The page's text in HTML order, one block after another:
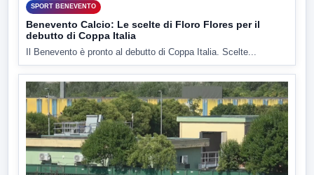
SPORT BENEVENTO
Benevento Calcio: Le scelte di Floro Flores per il
debutto di Coppa Italia
Il Benevento è pronto al debutto di Coppa Italia. Scelte...